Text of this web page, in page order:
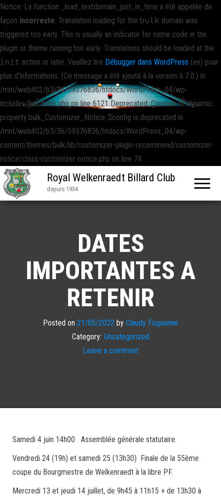
Notice: La fonction _load_textdomain_just_in_time a été appelée de
façon incorrecte. Translation loading for the bulk domain was
triggered too early. This is usually an indicator for some code in the
plugin or theme running too early. Translations should be loaded at the
init action or later. Veuillez lire Débugger dans WordPress (en) pour
plus d’informations. (Ce message a été ajouté à la version 6.7.0.) in
/mnt/web402/b3/36/59376836/htdocs/WordPress_04/wp-
includes/functions.php on line 6121 Deprecated: Creation of dynamic
property bulk_Customizer_Notice::$config is deprecated in
/mnt/web402/b3/36/59376836/htdocs/WordPress_04/wp-
content/themes/bulk/lib/customizer-plugin-recommend/customizer-
notice/class-customizer-notice.php on line 74
Royal Welkenraedt Billard Club
depuis 1934
DATES
IMPORTANTES A
RETENIR
Posted on 21/05/2022 by Claudy Foguenne
Category: Uncategorized
Leave a comment
Samedi 4 juin 14h00 Assemblée générale statutaire.
Vendredi 24 (19h) et samedi 25 (13h30) Finale de la 55ème
coupe du Bourgmestre de Welkenraedt à la libre PF.
Mercredi 13 et jeudi 14 juillet, de 9h45 à 11h15 + de 13h30 à